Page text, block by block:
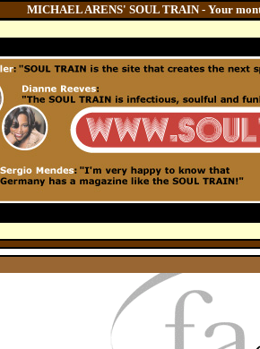
MICHAEL ARENS' SOUL TRAIN - Your